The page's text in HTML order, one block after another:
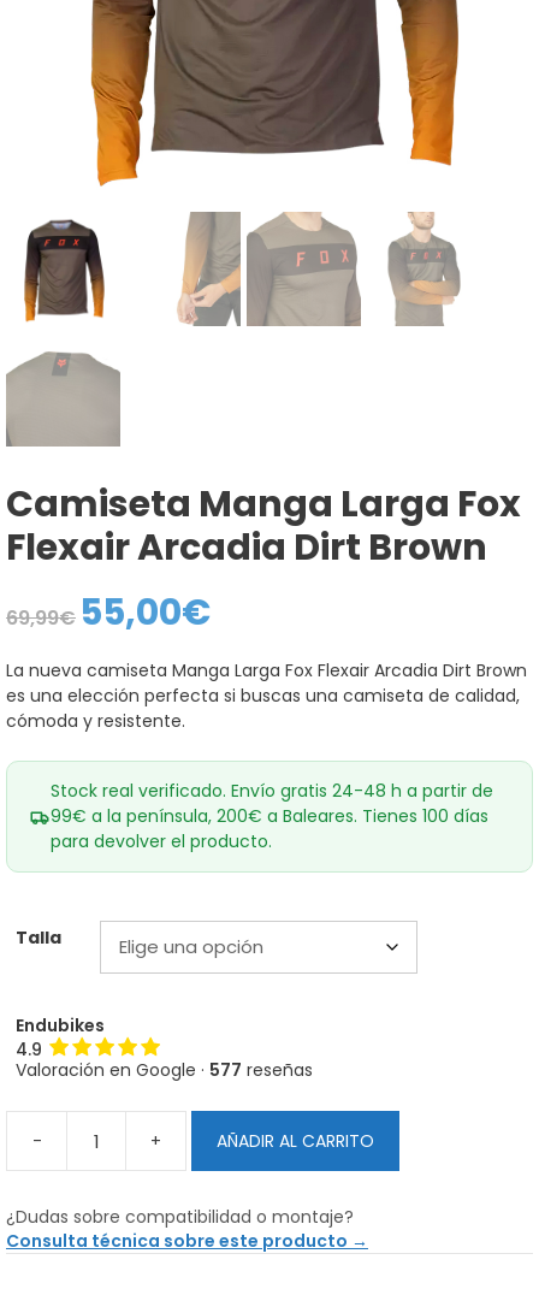
Camiseta Manga Larga Fox
Flexair Arcadia Dirt Brown
69,99€
El
precio
69,99€.
55,00€El
precio
es:
55,00€.
La nueva camiseta Manga Larga Fox Flexair Arcadia Dirt Brown
es una elección perfecta si buscas una camiseta de calidad,
cómoda y resistente.
Stock real verificado. Envío gratis 24-48 h a partir de
99€ a la península, 200€ a Baleares. Tienes 100 días
para devolver el producto.
Talla
Endubikes
4.9
Valoración en Google · 577 reseñas
-
Camiseta
Manga
Fox
Flexair
+ AÑADIR AL CARRITO
¿Dudas sobre compatibilidad o montaje?
Consulta técnica sobre este producto →